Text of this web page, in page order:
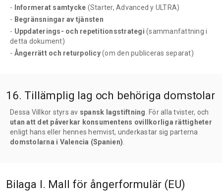
-
Informerat samtycke (Starter, Advanced y ULTRA)
- Begränsningar av tjänsten
- Uppdaterings- och repetitionsstrategi (sammanfattning i
detta dokument)
- Ångerrätt och returpolicy(om den publiceras separat)
16. Tillämplig lag och behöriga domstolar
Dessa Villkor styrs av spansk lagstiftning . För alla tvister, och
utan att det påverkar konsumentens ovillkorliga rättigheter
enligt hans eller hennes hemvist, underkastar sig parterna
domstolarna i Valencia (Spanien)
Bilaga I. Mall för ångerformulär (EU)